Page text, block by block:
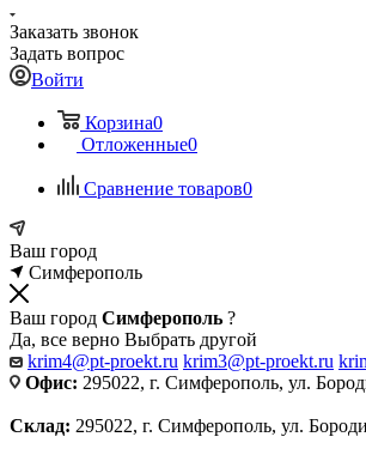
Заказать звонок
Задать вопрос
Войти
Корзина0
Отложенные0
Сравнение товаров0
Ваш город
Симферополь
Ваш город Симферополь ?
Да, все верно Выбрать другой
krim4@pt-proekt.ru krim3@pt-proekt.ru
Офис: 295022, г. Симферополь, ул.
Склад: 295022, г. Симферополь, ул.